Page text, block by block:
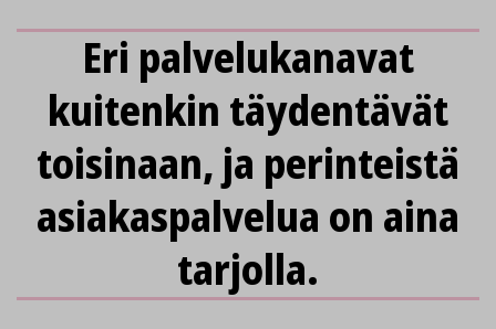
Eri palvelukanavat
kuitenkin täydentävät
toisinaan, ja perinteistä
asiakaspalvelua on aina
tarjolla.